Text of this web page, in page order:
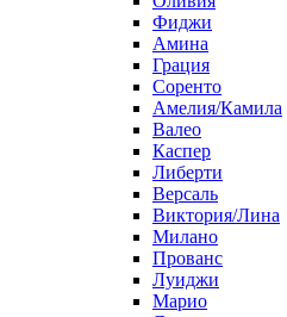
Фиджи
Амина
Грация
Соренто
Амелия/Камила
Валео
Каспер
Либерти
Версаль
Виктория/Лина
Милано
Прованс
Луиджи
Марио